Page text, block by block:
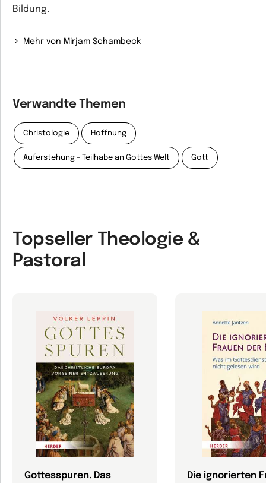
Bildung.
Mehr von Mirjam Schambeck
Verwandte Themen
Christologie Hoffnung
Auferstehung - Teilhabe an Gottes Welt Gott
Topseller Theologie &
Pastoral
Gottesspuren. Das
Die ignorierten